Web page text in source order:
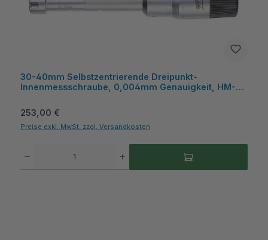
30-40mm Selbstzentrierende Dreipunkt-
Innenmessschraube, 0,004mm Genauigkeit, HM-
Regulärer Preis:
253,00 €
Preise exkl. MwSt. zzgl. Versandkosten